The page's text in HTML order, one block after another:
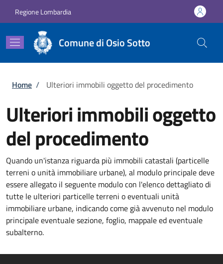
Regione Lombardia
Comune di Osio Sotto
Briciole di pane
Home / Ulteriori immobili oggetto del procedimento
Ulteriori immobili oggetto
del procedimento
Quando un'istanza riguarda più immobili catastali (particelle
terreni o unità immobiliare urbane), al modulo principale deve
essere allegato il seguente modulo con l'elenco dettagliato di
tutte le ulteriori particelle terreni o eventuali unità
immobiliare urbane, indicando come già avvenuto nel modulo
principale eventuale sezione, foglio, mappale ed eventuale
subalterno.